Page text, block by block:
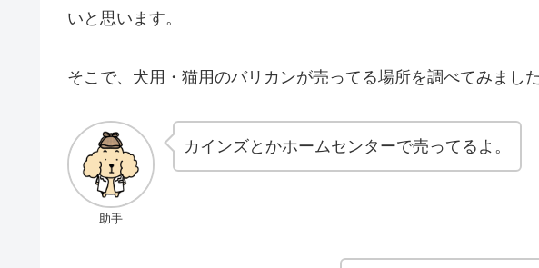
いと思います。
そこで、犬用・猫用のバリカンが売ってる場所を調べてみました
助手
カインズとかホームセンターで売ってるよ。